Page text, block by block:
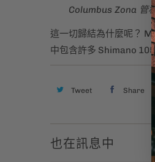
Columbus Zona 管
這一切歸結為什麼呢？
中包含許多 Shimano
Tweet Share
也在訊息中